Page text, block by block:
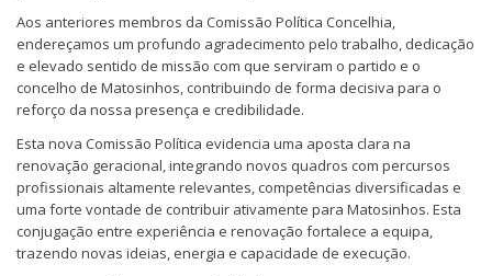
Aos anteriores membros da Comissão Política Concelhia,
endereçamos um profundo agradecimento pelo trabalho, dedicação
e elevado sentido de missão com que serviram o partido e o
concelho de Matosinhos, contribuindo de forma decisiva para o
reforço da nossa presença e credibilidade.
Esta nova Comissão Política evidencia uma aposta clara na
renovação geracional, integrando novos quadros com percursos
profissionais altamente relevantes, competências diversificadas e
uma forte vontade de contribuir ativamente para Matosinhos. Esta
conjugação entre experiência e renovação fortalece a equipa,
trazendo novas ideias, energia e capacidade de execução.